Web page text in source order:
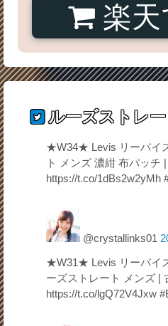
楽天
ルーズストレー
★W34★ Levis リーバイ
ト メンズ 濃紺 布パッ
https://t.co/1dBs2w2yMh
@crystallinks01
★W31★ Levis リーバイ
ーズストレート メンズ
https://t.co/lgQ72V4Jxw